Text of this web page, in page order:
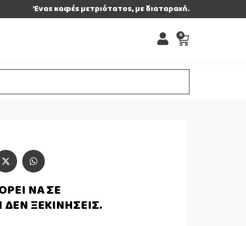
Ένας καφές μετριότατος, με διαταραχή.
0
ΝΑ ΣΕ
ΞΕΚΙΝΗΣΕΙΣ.